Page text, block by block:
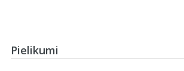
Pielikumi